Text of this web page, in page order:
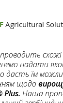
Agricultural
схожі
надати
дасть їм
щодо
Plus. Наша